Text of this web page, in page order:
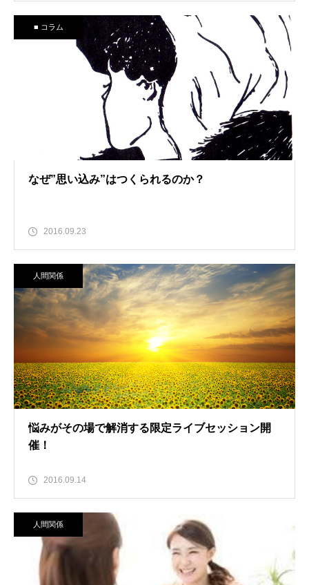
■ コラム
なぜ”思い込み”はつくられるのか？
2016.09.23
人間関係
悩みがその場で解消する限定ライブセッション開
催！
2016.09.14
人間関係